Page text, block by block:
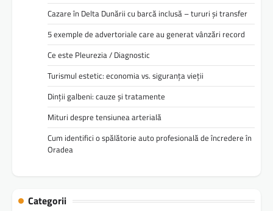
Cazare în Delta Dunării cu barcă inclusă – tururi și transfer
5 exemple de advertoriale care au generat vânzări record
Ce este Pleurezia / Diagnostic
Turismul estetic: economia vs. siguranța vieții
Dinții galbeni: cauze și tratamente
Mituri despre tensiunea arterială
Cum identifici o spălătorie auto profesională de încredere în
Oradea
Categorii